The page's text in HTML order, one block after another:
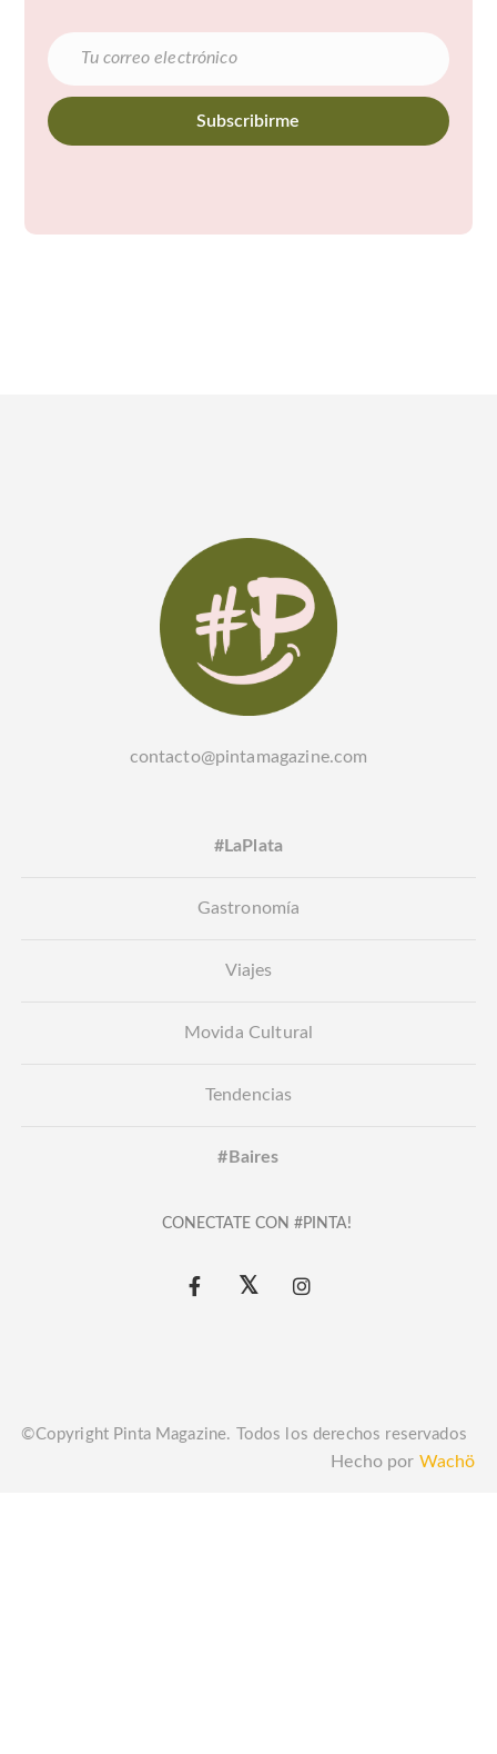
contacto@pintamagazine.com
#LaPlata
Gastronomía
Viajes
Movida Cultural
Tendencias
#Baires
CONECTATE CON #PINTA!
©Copyright Pinta Magazine. Todos los derechos reservados
Hecho por Wachö